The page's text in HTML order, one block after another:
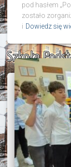
pod hasłem
zostało
i Dowiedz się